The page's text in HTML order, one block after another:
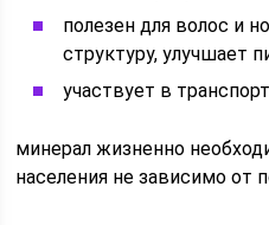
полезен для волос и
структуру, улучшает
участвует в
минерал жизненно
населения не зависимо от